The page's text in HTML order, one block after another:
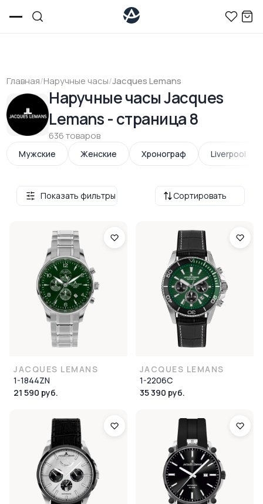
Главная/Наручные часы/Jacques Lemans
Наручные часы Jacques
Lemans - страница 8
636 товаров
Мужские Женские Хронограф Liverpool
Сортировать
Показать фильтры
JACQUES LEMANS
1-1844ZN
21 590 руб.
JACQUES LEMANS
1-2206C
35 390 руб.